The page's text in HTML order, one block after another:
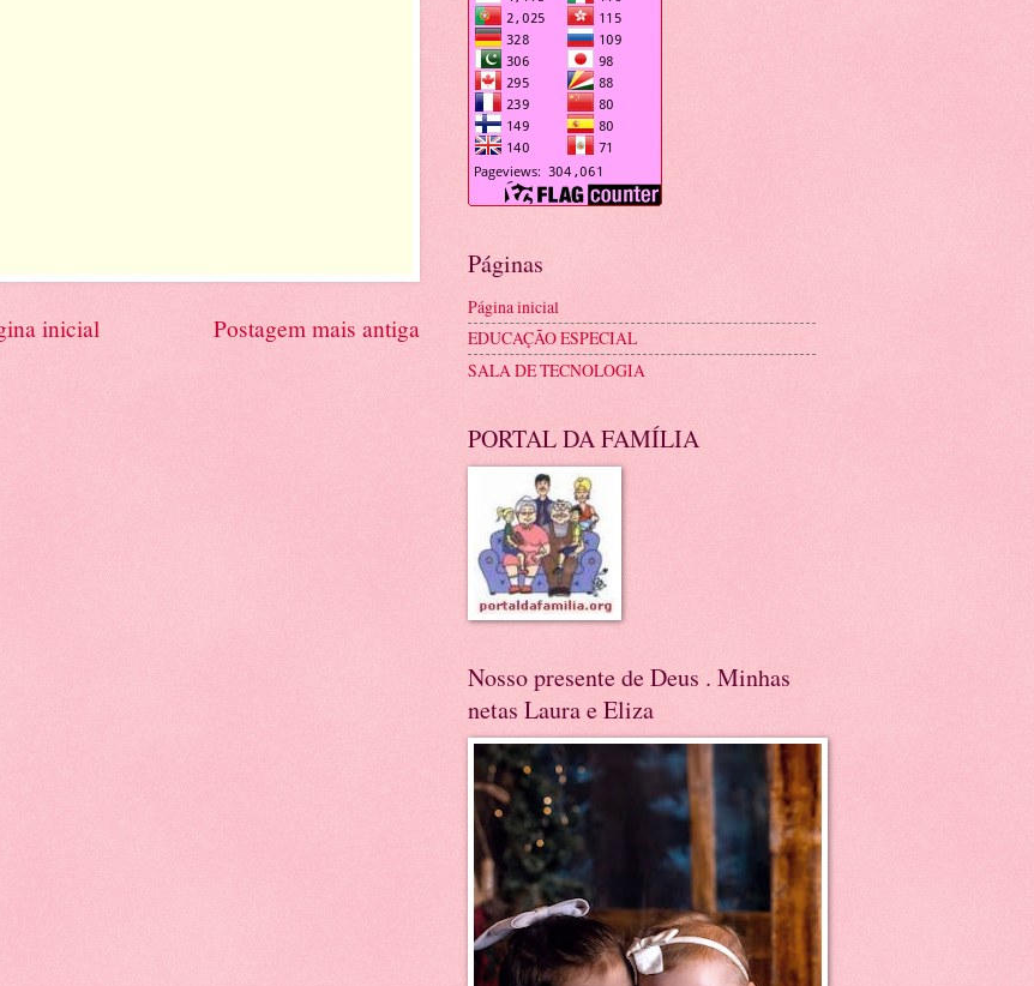
Postagem mais antiga
inicial
Páginas
Página inicial
EDUCAÇÃO ESPECIAL
SALA DE TECNOLOGIA
PORTAL DA FAMÍLIA
Nosso presente de Deus . Minhas
netas Laura e Eliza